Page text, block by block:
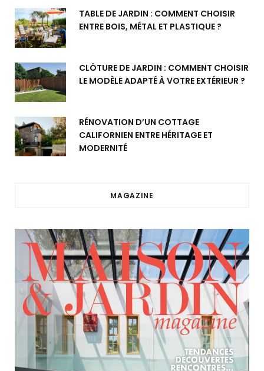
TABLE DE JARDIN : COMMENT CHOISIR
ENTRE BOIS, MÉTAL ET PLASTIQUE ?
CLÔTURE DE JARDIN : COMMENT CHOISIR
LE MODÈLE ADAPTÉ À VOTRE EXTÉRIEUR ?
RÉNOVATION D’UN COTTAGE
CALIFORNIEN ENTRE HÉRITAGE ET
MODERNITÉ
MAGAZINE